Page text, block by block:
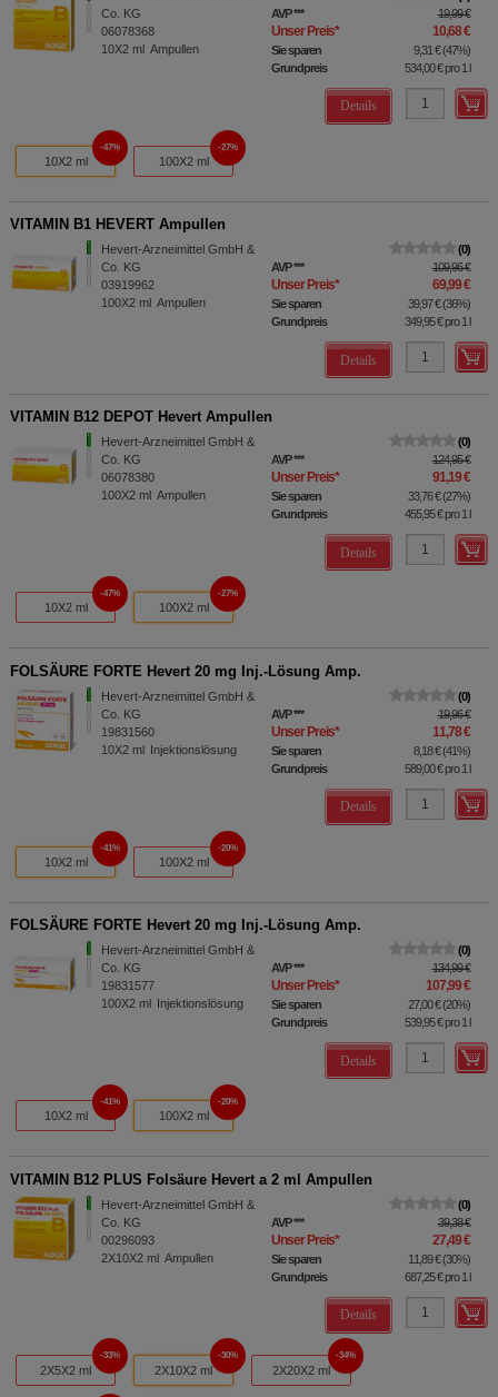
Co. KG
06078368
10X2 ml Ampullen
AVP*** 19,99 €
Unser Preis* 10,68 €
Sie sparen 9,31 €(47%)
Grundpreis
534,00 €pro 1 l
Details
10X2 ml
47%
100X2 ml
27%
VITAMIN B1 HEVERT Ampullen
Hevert-Arzneimittel GmbH &
Co. KG
03919962
100X2 ml Ampullen
0
AVP*** 109,96 €
Unser Preis* 69,99 €
Sie sparen 39,97 €(36%)
Grundpreis
349,95 €pro 1 l
Details
VITAMIN B12 DEPOT Hevert Ampullen
Hevert-Arzneimittel GmbH &
Co. KG
06078380
100X2 ml Ampullen
0
AVP*** 124,95 €
Unser Preis* 91,19 €
Sie sparen 33,76 €(27%)
Grundpreis
455,95 €pro 1 l
Details
10X2 ml
47%
100X2 ml
27%
FOLSÄURE FORTE Hevert 20 mg Inj.-Lösung Amp.
Hevert-Arzneimittel GmbH &
Co. KG
19831560
10X2 ml Injektionslösung
0
AVP*** 19,96 €
Unser Preis* 11,78 €
Sie sparen 8,18 €(41%)
Grundpreis
589,00 €pro 1 l
Details
10X2 ml
41%
100X2 ml
20%
FOLSÄURE FORTE Hevert 20 mg Inj.-Lösung Amp.
Hevert-Arzneimittel GmbH &
Co. KG
19831577
100X2 ml Injektionslösung
0
AVP*** 134,99 €
Unser Preis* 107,99 €
Sie sparen 27,00 €(20%)
Grundpreis
539,95 €pro 1 l
Details
10X2 ml
41%
100X2 ml
20%
VITAMIN B12 PLUS Folsäure Hevert a 2 ml Ampullen
Hevert-Arzneimittel GmbH &
Co. KG
00296093
2X10X2 ml Ampullen
0
AVP*** 39,38 €
Unser Preis* 27,49 €
Sie sparen 11,89 €(30%)
Grundpreis
687,25 €pro 1 l
Details
2X5X2 ml
33%
2X10X2 ml
30%
2X20X2 ml
34%